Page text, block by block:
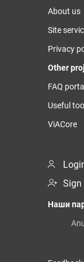
About us
Site
Privacy
Other
FAQ portal
Useful
ViACore
Sign
Наши